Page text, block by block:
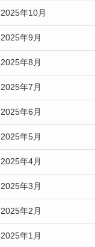
2025年10月
2025年9月
2025年8月
2025年7月
2025年6月
2025年5月
2025年4月
2025年3月
2025年2月
2025年1月